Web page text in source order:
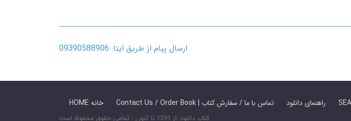
ارسال پیام از طریق ایتا: 09390588906
HOME خانه Contact Us / Order Book | تماس با ما / سفارش کتاب راهنمای دانلود
کتاب دانلود: از 1391 تا کنون - تمامی حقوق محفوظ است